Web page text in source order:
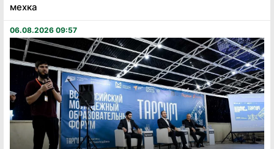
мехка
06.08.2026 09:57